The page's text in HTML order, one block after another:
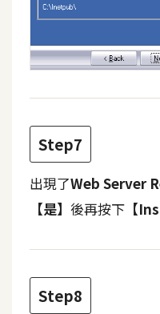
示
免
版
M
A
開
箱
Step7
出現了Web Server
【是】 後再按下 【
Step8